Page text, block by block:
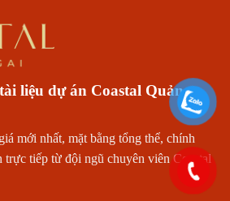
liệu dự án Coastal Quảng
mới nhất, mặt bằng tổng thể, chính
trực tiếp từ đội ngũ chuyên viên Coastal